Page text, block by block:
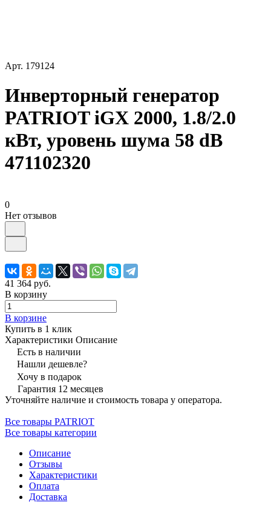
Арт. 179124
Инверторный генератор
PATRIOT iGX 2000, 1.8/2.0
кВт, уровень шума 58 dB
471102320
0
Нет отзывов
41 364 руб.
В корзину
В корзине
Купить в 1 клик
Характеристики Описание
Есть в наличии
Нашли дешевле?
Хочу в подарок
Гарантия 12 месяцев
Уточняйте наличие и стоимость товара у оператора.
Все товары PATRIOT
Все товары категории
Описание
Отзывы
Характеристики
Оплата
Доставка